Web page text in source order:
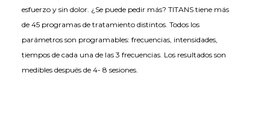
esfuerzo y sin dolor. ¿Se puede pedir más? TITANS tiene más
de 45 programas de tratamiento distintos. Todos los
parámetros son programables: frecuencias, intensidades,
tiempos de cada una de las 3 frecuencias. Los resultados son
medibles después de 4- 8 sesiones.